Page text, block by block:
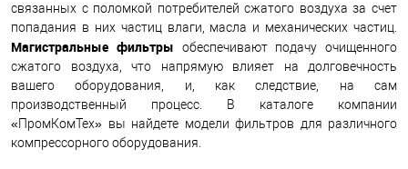
связанных с поломкой потребителей сжатого воздуха за счет
попадания в них частиц влаги, масла и механических частиц.
Магистральные фильтры обеспечивают подачу очищенного
сжатого воздуха, что напрямую влияет на долговечность
вашего оборудования, и, как следствие, на сам
производственный процесс. В каталоге компании
«ПромКомТех» вы найдете модели фильтров для различного
компрессорного оборудования.